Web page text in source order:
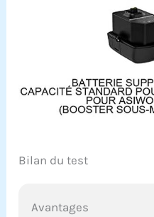
Bilan du test
Avantages